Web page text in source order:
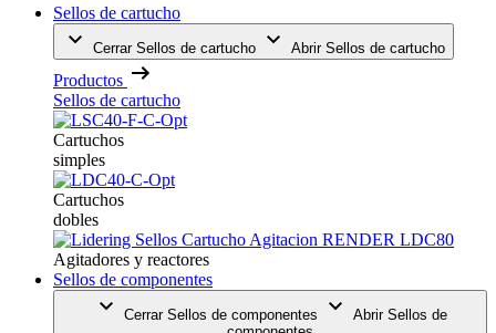
Sellos de cartucho
Cerrar Sellos de cartucho Abrir Sellos de cartucho
Productos
Sellos de cartucho
Cartuchos
simples
Cartuchos
dobles
Agitadores y reactores
Sellos de componentes
Cerrar Sellos de componentes
Abrir Sellos de